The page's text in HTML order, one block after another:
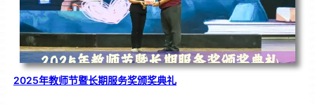
2025年教师节暨长期服务奖颁奖典礼